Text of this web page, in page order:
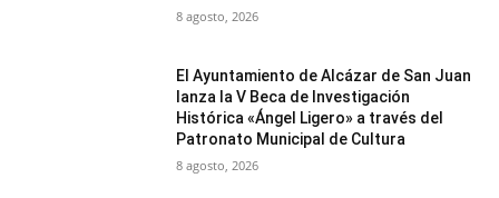
8 agosto, 2026
El Ayuntamiento de Alcázar de San Juan
lanza la V Beca de Investigación
Histórica «Ángel Ligero» a través del
Patronato Municipal de Cultura
8 agosto, 2026